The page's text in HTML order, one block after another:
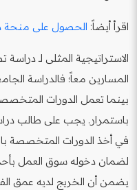
اقرأ أيضاً: الحصول على منحة
الاستراتيجية المثلى لـ
المسارين معاً؛ فالدراسة
بينما تعمل الدورات
باستمرار. يجب على طالب
في أخذ الدورات المتخصصة
لضمان دخوله سوق العمل
يضمن أن الخريج لديه عمق